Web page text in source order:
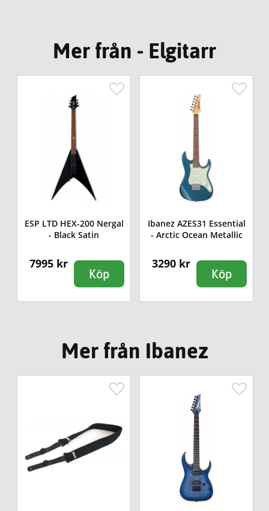
Mer från - Elgitarr
ESP LTD HEX-200 Nergal
- Black Satin
7995 kr
Köp
Ibanez AZES31 Essential
- Arctic Ocean Metallic
3290 kr
Köp
Mer från Ibanez